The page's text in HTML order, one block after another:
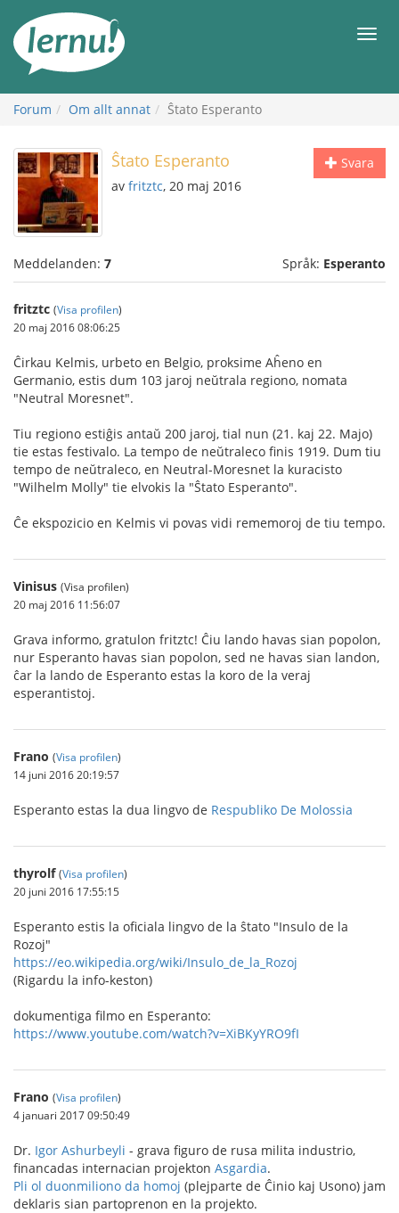
sidans
innehåll
Meny
Forum Om allt annat Ŝtato Esperanto
Svara
Ŝtato Esperanto
av fritztc, 20 maj 2016
Meddelanden: 7 Språk: Esperanto
fritztc (Visa profilen)
20 maj 2016 08:06:25
Ĉirkau Kelmis, urbeto en Belgio, proksime Aĥeno en
Germanio, estis dum 103 jaroj neŭtrala regiono, nomata
"Neutral Moresnet".
Tiu regiono estiĝis antaŭ 200 jaroj, tial nun (21. kaj 22. Majo)
tie estas festivalo. La tempo de neŭtraleco finis 1919. Dum tiu
tempo de neŭtraleco, en Neutral-Moresnet la kuracisto
"Wilhelm Molly" tie elvokis la "Ŝtato Esperanto".
Ĉe ekspozicio en Kelmis vi povas vidi rememoroj de tiu tempo.
Vinisus (Visa profilen)
20 maj 2016 11:56:07
Grava informo, gratulon fritztc! Ĉiu lando havas sian popolon,
nur Esperanto havas sian popolon, sed ne havas sian landon,
ĉar la lando de Esperanto estas la koro de la veraj
esperantistoj.
Frano (Visa profilen)
14 juni 2016 20:19:57
Esperanto estas la dua lingvo de Respubliko De Molossia
thyrolf (Visa profilen)
20 juni 2016 17:55:15
Esperanto estis la oficiala lingvo de la ŝtato "Insulo de la
Rozoj"
https://eo.wikipedia.org/wiki/Insulo_de_la_Rozoj
(Rigardu la info-keston)
dokumentiga filmo en Esperanto:
https://www.youtube.com/watch?v=XiBKyYRO9fI
Frano (Visa profilen)
4 januari 2017 09:50:49
Dr. Igor Ashurbeyli - grava figuro de rusa milita industrio,
financadas internacian projekton Asgardia.
Pli ol duonmiliono da homoj (plejparte de Ĉinio kaj Usono) jam
deklaris sian partoprenon en la projekto.